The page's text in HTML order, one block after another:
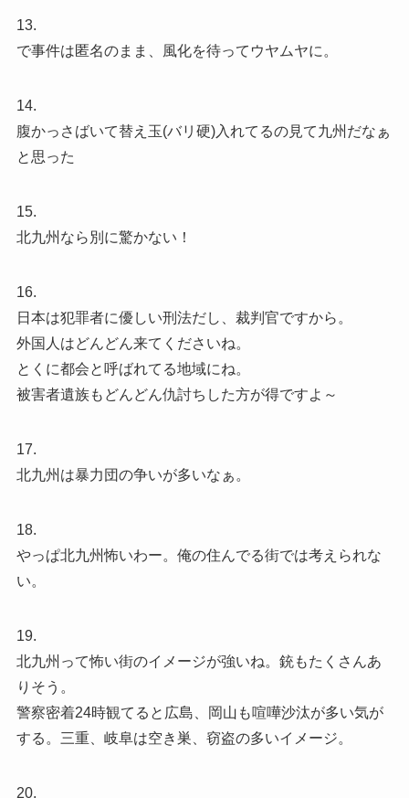
13.
で事件は匿名のまま、風化を待ってウヤムヤに。
14.
腹かっさばいて替え玉(バリ硬)入れてるの見て九州だなぁ
と思った
15.
北九州なら別に驚かない！
16.
日本は犯罪者に優しい刑法だし、裁判官ですから。
外国人はどんどん来てくださいね。
とくに都会と呼ばれてる地域にね。
被害者遺族もどんどん仇討ちした方が得ですよ～
17.
北九州は暴力団の争いが多いなぁ。
18.
やっぱ北九州怖いわー。俺の住んでる街では考えられな
い。
19.
北九州って怖い街のイメージが強いね。銃もたくさんあ
りそう。
警察密着24時観てると広島、岡山も喧嘩沙汰が多い気が
する。三重、岐阜は空き巣、窃盗の多いイメージ。
20.